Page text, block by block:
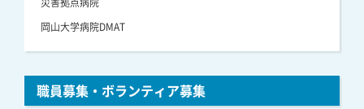
岡山大学病院DMAT
職員募集・ボランティア募集